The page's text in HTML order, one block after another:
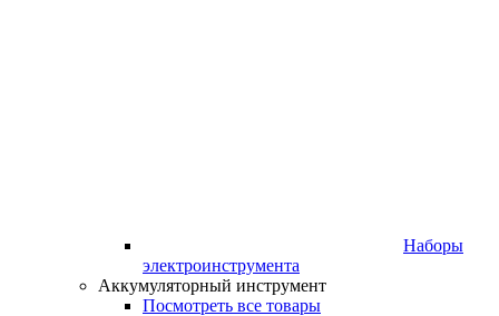
Наборы
электроинструмента
Аккумуляторный инструмент
Посмотреть все товары